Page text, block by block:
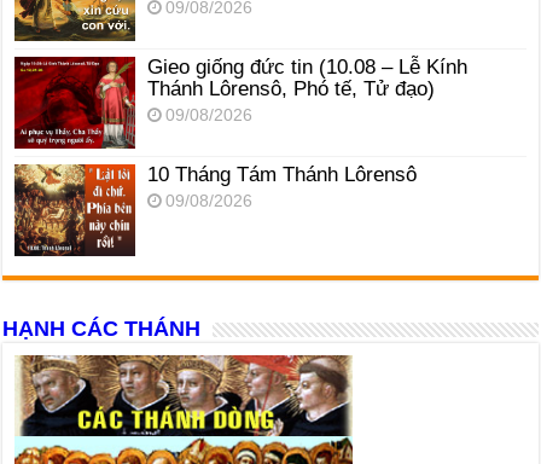
09/08/2026
Gieo giống đức tin (10.08 – Lễ Kính
Thánh Lôrensô, Phó tế, Tử đạo)
09/08/2026
10 Tháng Tám Thánh Lôrensô
09/08/2026
HẠNH CÁC THÁNH